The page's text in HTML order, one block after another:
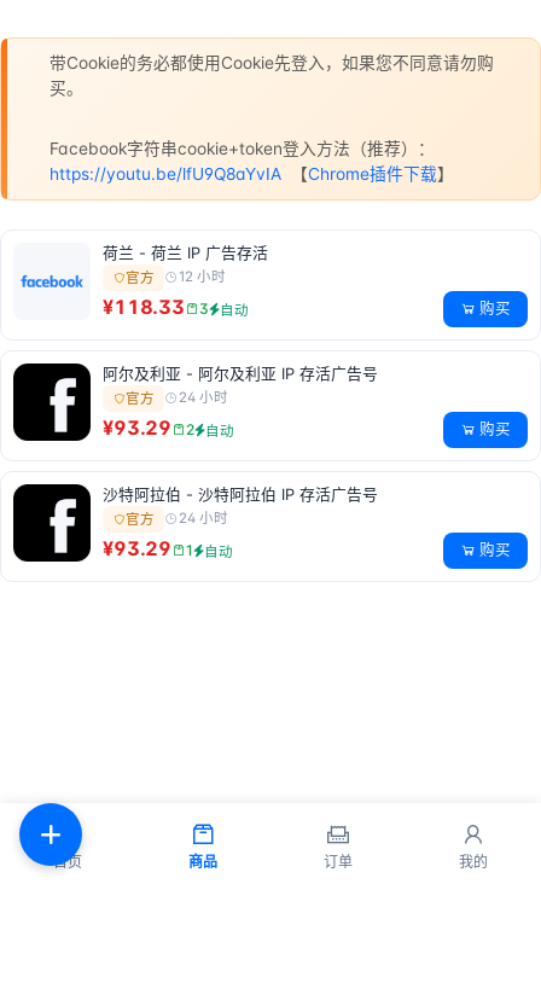
带Cookie的务必都使用Cookie先登入，如果您不同意请勿购
买。
Facebook字符串cookie+token登入方法（推荐）：
https://youtu.be/lfU9Q8aYvIA 【Chrome插件下载】
荷兰 - 荷兰 IP 广告存活
官方 12 小时
¥118.33 3 自动 购买
阿尔及利亚 - 阿尔及利亚 IP 存活广告号
官方 24 小时
¥93.29 2 自动 购买
沙特阿拉伯 - 沙特阿拉伯 IP 存活广告号
官方 24 小时
¥93.29 1 自动 购买
首页 商品 订单 我的